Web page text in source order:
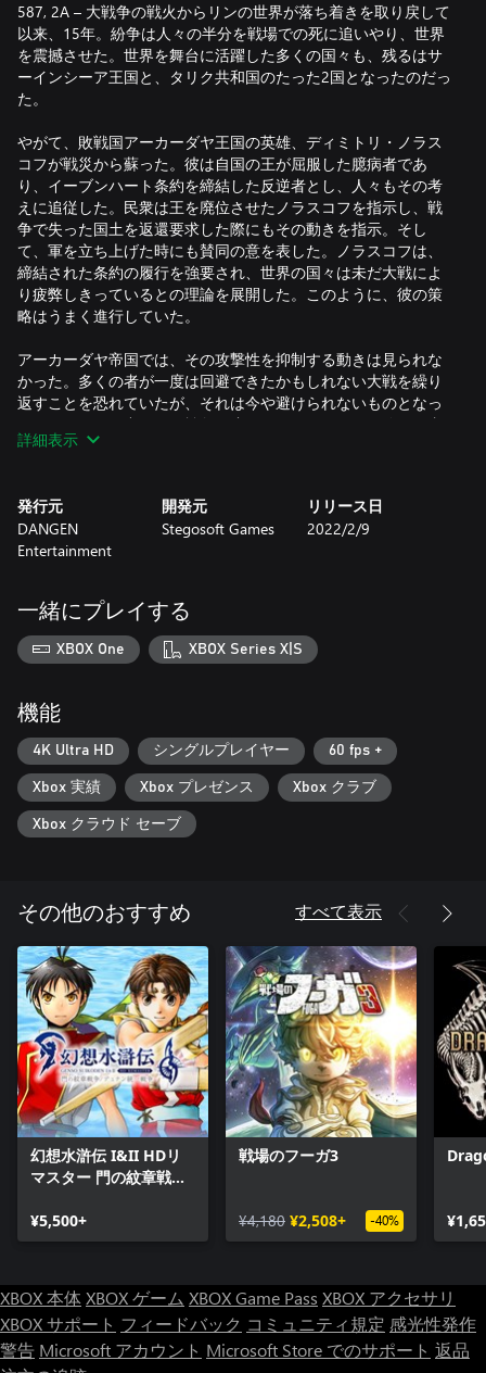
587, 2A – 大戦争の戦火からリンの世界が落ち着きを取り戻して
以来、15年。紛争は人々の半分を戦場での死に追いやり、世界
を震撼させた。世界を舞台に活躍した多くの国々も、残るはサ
ーインシーア王国と、タリク共和国のたった2国となったのだっ
た。
やがて、敗戦国アーカーダヤ王国の英雄、ディミトリ・ノラス
コフが戦災から蘇った。彼は自国の王が屈服した臆病者であ
り、イーブンハート条約を締結した反逆者とし、人々もその考
えに追従した。民衆は王を廃位させたノラスコフを指示し、戦
争で失った国土を返還要求した際にもその動きを指示。そし
て、軍を立ち上げた時にも賛同の意を表した。ノラスコフは、
締結された条約の履行を強要され、世界の国々は未だ大戦によ
り疲弊しきっているとの理論を展開した。このように、彼の策
略はうまく進行していた。
アーカーダヤ帝国では、その攻撃性を抑制する動きは見られな
かった。多くの者が一度は回避できたかもしれない大戦を繰り
返すことを恐れていたが、それは今や避けられないものとなっ
ていた。そんな中、まだ戦争を止めることができると信じる者
たちがいた…
トーリー展開などに欧米と日本のテイストを絶妙に組み合わせ
た、かつ現在の要素も取り入れた、コンシューマ機のRPG全盛
期へのラブレターだ。Stegosoft Gamesのこれまでの作品をあら
ュージョンを体験しよう！
深いストーリー
打倒アーカーダヤ帝国のディミトリ・ノラスコフを掲げ、特攻
野望や考え、性格を持ち合わせた彼らのパーティーに参加せ
よ。彼らに導かれ不安定なリンの世界を冒険するプレイヤー
に、様々なユーモアやドラマ、悲劇が待ち受けている。
政治的陰謀
リンの世界が大戦から回復した頃、未だ満たされる時を待つ権
力の空白が存在し、パワーバランスは非常にいびつで不安定な
な中、時計は刻一刻と、人類史上最大の戦争の再開に向けて時
を刻むのであった。
カスタムバトルシステム
Rise of the Third Powerでは、ゼロから作り上げたバトルシステ
ムに、8人のプレイ可能なキャラクターを用意している。 それ
ぞれに長所と弱点があり、面倒なパーティー管理をすることな
く全員がバトルに同時参戦することができる。各キャラクター
の特徴的なメリット、デメリットをうまく使い、敵の能力を分
析し、自分だけの編隊を組んで戦いに飛び込もう。
永久装備
見つけたり購入したり、盗んだりした装備は永久に使うことが
でき、各キャラクター独自の、開放可能なアップグレードが用
意されている。購入時、装備の取り換えをする代わりに、プレ
イヤーはアップグレードを購入できる。訪れた街で見事なヘル
の装備スロットを持ち、それぞれに8つのアップグレードが可
能。トータルで192ものアイテムを見つけることができる。こ
のシステムはインベントリ管理の面倒を回避し、さらに全コン
プするのが好きなプレイヤーに最後まで使えるアイテムが沢山
詳細表示
発行元
DANGEN
Entertainment
開発元
Stegosoft Games
リリース日
2022/2/9
一緒にプレイする
XBOX One XBOX Series X|S
機能
4K Ultra HD シングルプレイヤー 60 fps +
Xbox 実績 Xbox プレゼンス Xbox クラブ
Xbox クラウド セーブ
その他のおすすめ すべて表示
幻想水滸伝 I&II HDリ
マスター 門の紋章戦争
¥5,500+
戦場のフーガ3
¥4,180 ¥2,508+ -40%
XBOX 本体XBOX ゲーム XBOX Game Pass XBOX アクセサリ
XBOX サポート フィードバック コミュニティ規定 感光性発作
警告 Microsoft アカウント Microsoft Store でのサポート 返品